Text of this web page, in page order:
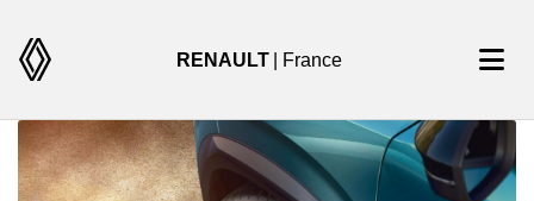
RENAULT | France